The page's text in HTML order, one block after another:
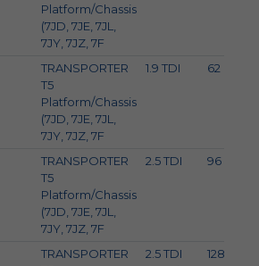
Platform/Chassis
(7JD, 7JE, 7JL,
7JY, 7JZ, 7F
TRANSPORTER
T5
Platform/Chassis
(7JD, 7JE, 7JL,
7JY, 7JZ, 7F
1.9 TDI 62
TRANSPORTER
T5
Platform/Chassis
(7JD, 7JE, 7JL,
7JY, 7JZ, 7F
2.5 TDI 96
TRANSPORTER
2.5 TDI
128